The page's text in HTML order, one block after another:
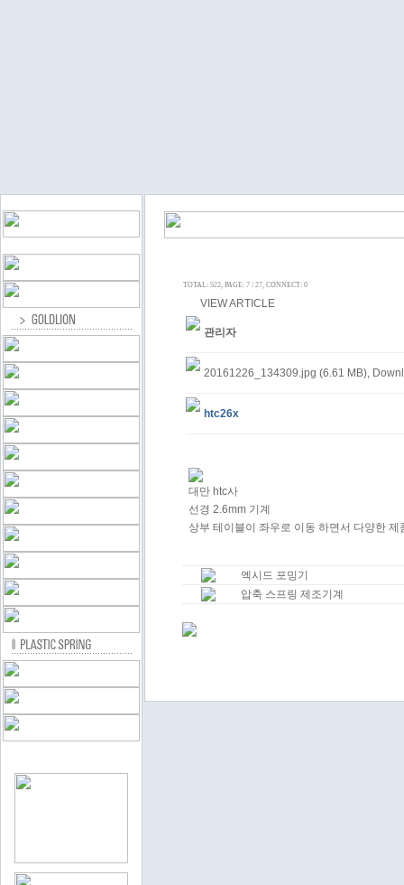
TOTAL: 522, PAGE: 7 / 27, CONNECT: 0
VIEW ARTICLE
관리자
20161226_134309.jpg (6.61 MB),
htc26x
대만 htc사
선경 2.6mm 기계
상부 테이블이 좌우로 이동 하면서 다양한 제
엑시드 포밍기
압축 스프링 제조기계